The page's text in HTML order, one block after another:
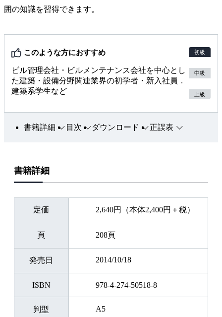
囲の知識を習得できます。
このような方におすすめ
ビル管理会社・ビルメンテナンス会社を中心とし
た建築・設備分野関連業界の初学者・新入社員．
建築系学生など
初級
中級
上級
書籍詳細 目次 ダウンロード 正誤表
書籍詳細
定価 2,640円（本体2,400円＋税）
頁 208頁
発売日 2014/10/18
ISBN 978-4-274-50518-8
判型 A5